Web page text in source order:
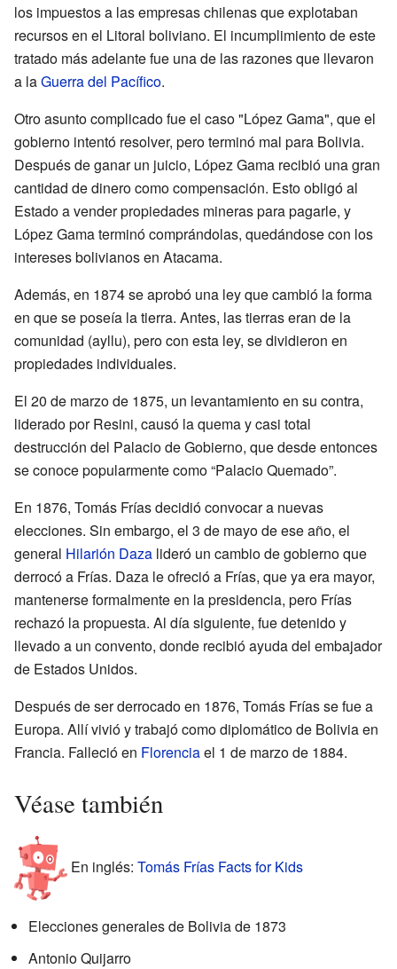
los impuestos a las empresas chilenas que explotaban
recursos en el Litoral boliviano. El incumplimiento de este
tratado más adelante fue una de las razones que llevaron
a laGuerra del Pacífico.
Otro asunto complicado fue el caso "López Gama", que el
gobierno intentó resolver, pero terminó mal para Bolivia.
Después de ganar un juicio, López Gama recibió una gran
cantidad de dinero como compensación. Esto obligó al
Estado a vender propiedades mineras para pagarle, y
López Gama terminó comprándolas, quedándose con los
intereses bolivianos en Atacama.
Además, en 1874 se aprobó una ley que cambió la forma
en que se poseía la tierra. Antes, las tierras eran de la
comunidad (ayllu), pero con esta ley, se dividieron en
propiedades individuales.
El 20 de marzo de 1875, un levantamiento en su contra,
liderado por Resini, causó la quema y casi total
destrucción del Palacio de Gobierno, que desde entonces
se conoce popularmente como “Palacio Quemado”.
En 1876, Tomás Frías decidió convocar a nuevas
elecciones. Sin embargo, el 3 de mayo de ese año, el
general Hilarión Daza lideró un cambio de gobierno que
derrocó a Frías. Daza le ofreció a Frías, que ya era mayor,
mantenerse formalmente en la presidencia, pero Frías
rechazó la propuesta. Al día siguiente, fue detenido y
llevado a un convento, donde recibió ayuda del embajador
de Estados Unidos.
Después de ser derrocado en 1876, Tomás Frías se fue a
Europa. Allí vivió y trabajó como diplomático de Bolivia en
Francia. Falleció en Florenciael 1 de marzo de 1884.
Véase también
En inglés: Tomás Frías Facts for Kids
Elecciones generales de Bolivia de 1873
Antonio Quijarro